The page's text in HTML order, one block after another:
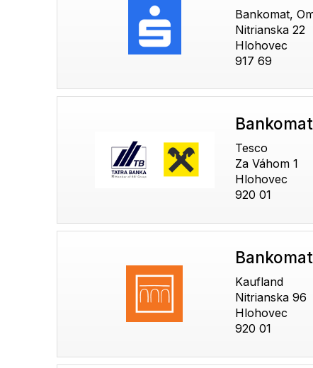
Bankomat,
Nitrianska 22
Hlohovec
917 69
Tesco
Za Váhom 1
Hlohovec
920 01
Kaufland
Nitrianska 96
Hlohovec
920 01